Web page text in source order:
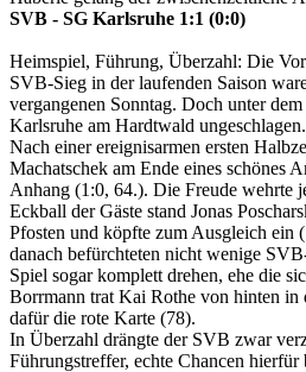
SVB - SG Karlsruhe 1:1 (0:0)
Heimspiel, Führung, Überzahl: Die
SVB-Sieg in der laufenden Saison
vergangenen Sonntag. Doch unter
Karlsruhe am Hardtwald ungeschlagen.
Nach einer ereignisarmen ersten
Machatschek am Ende eines schönes
Anhang (1:0, 64.). Die Freude wehrte
Eckball der Gäste stand Jonas
Pfosten und köpfte zum Ausgleich ein
danach befürchteten nicht wenige
Spiel sogar komplett drehen, ehe die
Borrmann trat Kai Rothe von hinten in
dafür die rote Karte (78).
In Überzahl drängte der SVB zwar
Führungstreffer, echte Chancen hierfür